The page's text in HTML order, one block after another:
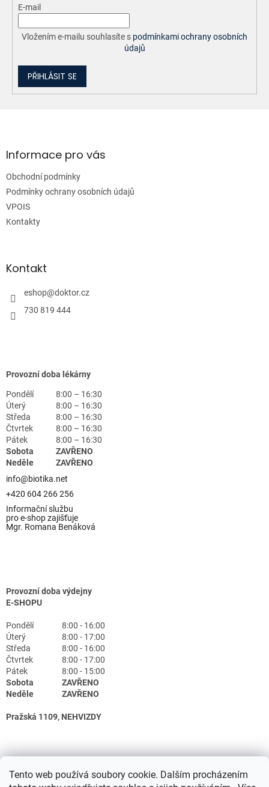
Tento web používá soubory cookie. Dalším procházením
E-mail
Vložením e-mailu souhlasíte s podmínkami ochrany osobních
údajů
PŘIHLÁSIT SE
aInformace pro vás
Obchodní podmínky
Podmínky ochrany osobních údajů
VPOIS
Kontakty
Kontakt
eshop@doktor.cz
730 819 444
Provozní doba lékárny
Pondělí
8:00 – 16:30
Úterý
8:00 – 16:30
Středa
8:00 – 16:30
Čtvrtek
8:00 – 16:30
Pátek
8:00 – 16:30
Sobota
ZAVŘENO
Neděle
ZAVŘENO
info@biotika.net
+420 604 266 256
Informační službu
pro e-shop zajišťuje
Mgr. Romana Benáková
Provozní doba výdejny
E-SHOPU
Pondělí
8:00 - 16:00
Úterý
8:00 - 17:00
Středa
8:00 - 16:00
Čtvrtek
8:00 - 17:00
Pátek
8:00 - 15:00
Sobota
ZAVŘENO
Neděle
ZAVŘENO
Pražská 1109, NEHVIZDY